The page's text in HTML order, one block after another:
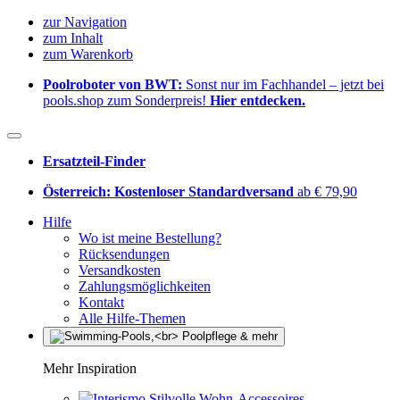
zur Navigation
zum Inhalt
zum Warenkorb
Poolroboter von BWT: Sonst nur im Fachhandel – jetzt bei
pools.shop zum Sonderpreis! Hier entdecken.
Ersatzteil-Finder
Österreich: Kostenloser Standardversand ab € 79,90
Hilfe
Wo ist meine Bestellung?
Rücksendungen
Versandkosten
Zahlungsmöglichkeiten
Kontakt
Alle Hilfe-Themen
Mehr Inspiration